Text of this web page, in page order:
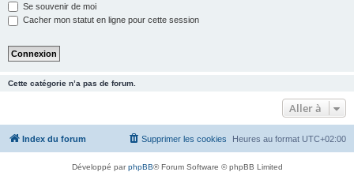
Se souvenir de moi
Cacher mon statut en ligne pour cette session
Cette catégorie n’a pas de forum.
Aller à
Index du forum Heures au format UTC+02:00
Supprimer les cookies
Développé parphpBB® Forum Software © phpBB Limited